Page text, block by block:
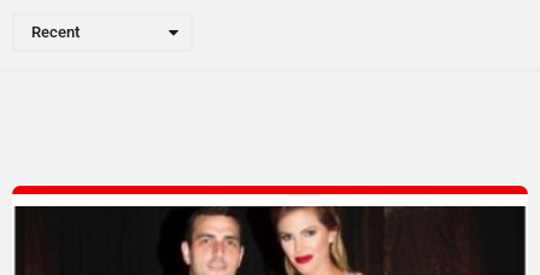
Recent